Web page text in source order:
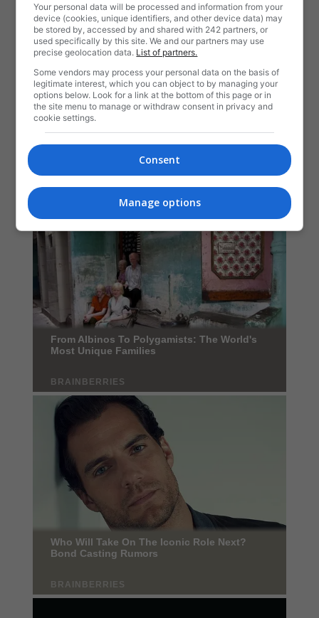
Your personal data will be processed and information from your
device (cookies, unique identifiers, and other device data) may
be stored by, accessed by and shared with 242 partners, or
used specifically by this site. We and our partners may use
precise geolocation data. List of partners.
Some vendors may process your personal data on the basis of
legitimate interest, which you can object to by managing your
options below. Look for a link at the bottom of this page or in
the site menu to manage or withdraw consent in privacy and
cookie settings.
Consent
Manage options